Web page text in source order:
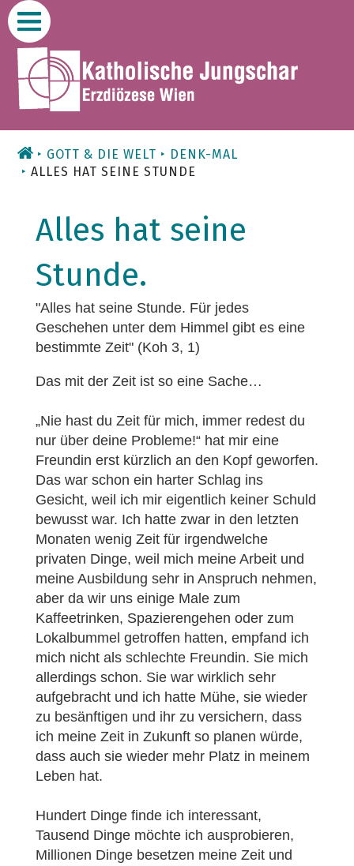
Zum
Inhalt
GOTT & DIE WELT
DENK-MAL
ALLES HAT SEINE STUNDE
Alles hat seine
Stunde.
"Alles hat seine Stunde. Für jedes
Geschehen unter dem Himmel gibt es eine
bestimmte Zeit" (Koh 3, 1)
Das mit der Zeit ist so eine Sache…
„Nie hast du Zeit für mich, immer redest du
nur über deine Probleme!“ hat mir eine
Freundin erst kürzlich an den Kopf geworfen.
Das war schon ein harter Schlag ins
Gesicht, weil ich mir eigentlich keiner Schuld
bewusst war. Ich hatte zwar in den letzten
Monaten wenig Zeit für irgendwelche
privaten Dinge, weil mich meine Arbeit und
meine Ausbildung sehr in Anspruch nehmen,
aber da wir uns einige Male zum
Kaffeetrinken, Spazierengehen oder zum
Lokalbummel getroffen hatten, empfand ich
mich nicht als schlechte Freundin. Sie mich
allerdings schon. Sie war wirklich sehr
aufgebracht und ich hatte Mühe, sie wieder
zu besänftigen und ihr zu versichern, dass
ich meine Zeit in Zukunft so planen würde,
dass auch sie wieder mehr Platz in meinem
Leben hat.
Hundert Dinge finde ich interessant,
Tausend Dinge möchte ich ausprobieren,
Millionen Dinge besetzen meine Zeit und